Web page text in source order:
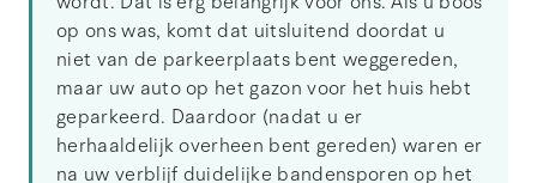
op ons was, komt dat uitsluitend doordat u
niet van de parkeerplaats bent weggereden,
maar uw auto op het gazon voor het huis hebt
geparkeerd. Daardoor (nadat u er
herhaaldelijk overheen bent gereden) waren er
na uw verblijf duidelijke bandensporen op het